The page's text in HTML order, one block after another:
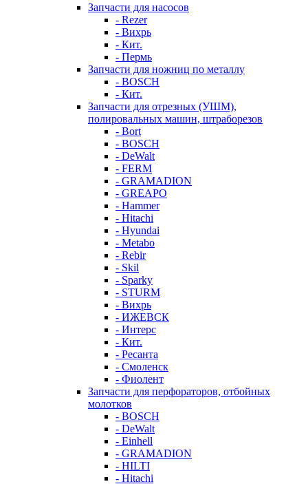
Запчасти для насосов
- Rezer
- Вихрь
- Кит.
- Пермь
Запчасти для ножниц по металлу
- BOSCH
- Кит.
Запчасти для отрезных (УШМ),
полировальных машин, штраборезов
- Bort
- BOSCH
- DeWalt
- FERM
- GRAMADION
- GREAPO
- Hammer
- Hitachi
- Hyundai
- Metabo
- Rebir
- Skil
- Sparky
- STURM
- Вихрь
- ИЖЕВСК
- Интерс
- Кит.
- Ресанта
- Смоленск
- Фиолент
Запчасти для перфораторов, отбойных
молотков
- BOSCH
- DeWalt
- Einhell
- GRAMADION
- HILTI
- Hitachi